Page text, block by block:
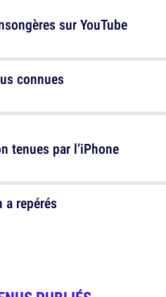
sur YouTube
tenues par l’iPhone
connues
repérés